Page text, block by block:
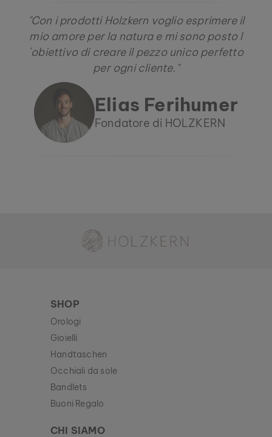
"Con i prodotti Holzkern voglio esprimere il
mio amore per la natura e mi sono posto l
´obiettivo di creare il pezzo unico perfetto
per ogni cliente."
Elias Ferihumer
Fondatore di HOLZKERN
SHOP
Orologi
Gioielli
Handtaschen
Occhiali da sole
Bandlets
Buoni Regalo
CHI SIAMO